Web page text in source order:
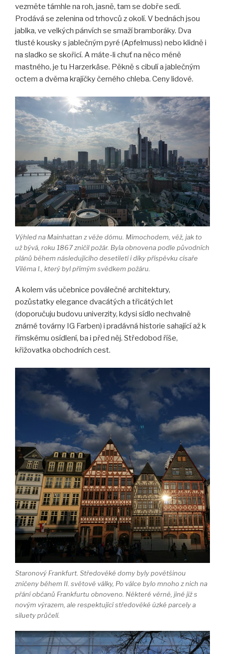
vezměte támhle na roh, jasně, tam se dobře sedí.
Prodává se zelenina od trhovců z okolí. V bednách jsou
jablka, ve velkých pánvích se smaží bramboráky. Dva
tlusté kousky s jablečným pyré (Apfelmuss) nebo klidně i
na sladko se skořicí. A máte-li chuť na něco méně
mastného, je tu Harzerkäse. Pěkně s cibulí a jablečným
octem a dvěma krajíčky černého chleba. Ceny lidové.
Výhled na Mainhattan z věže dómu. Mimochodem, věž, jak to
už bývá, roku 1867 zničil požár. Byla obnovena podle původních
plánů během následujícího desetiletí i díky příspěvku císaře
Viléma I., který byl přímým svědkem požáru.
A kolem vás učebnice poválečné architektury,
pozůstatky elegance dvacátých a třicátých let
(doporučuju budovu univerzity, kdysi sídlo nechvalně
známé továrny IG Farben) i pradávná historie sahající až k
římskému osídlení, ba i před něj. Středobod říše,
křižovatka obchodních cest.
Staronový Frankfurt. Středověké domy byly povětšinou
zničeny během II. světové války, Po válce bylo mnoho z nich na
přání občanů Frankfurtu obnoveno. Některé věrně, jiné již s
novým výrazem, ale respektující středověké úzké parcely a
siluety průčelí.